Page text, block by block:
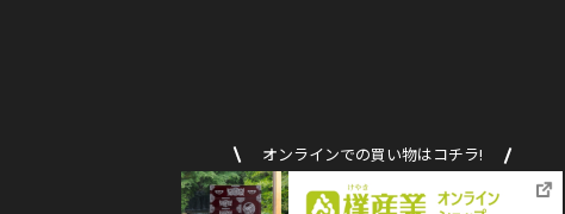
オンラインでの買い物はコチラ!